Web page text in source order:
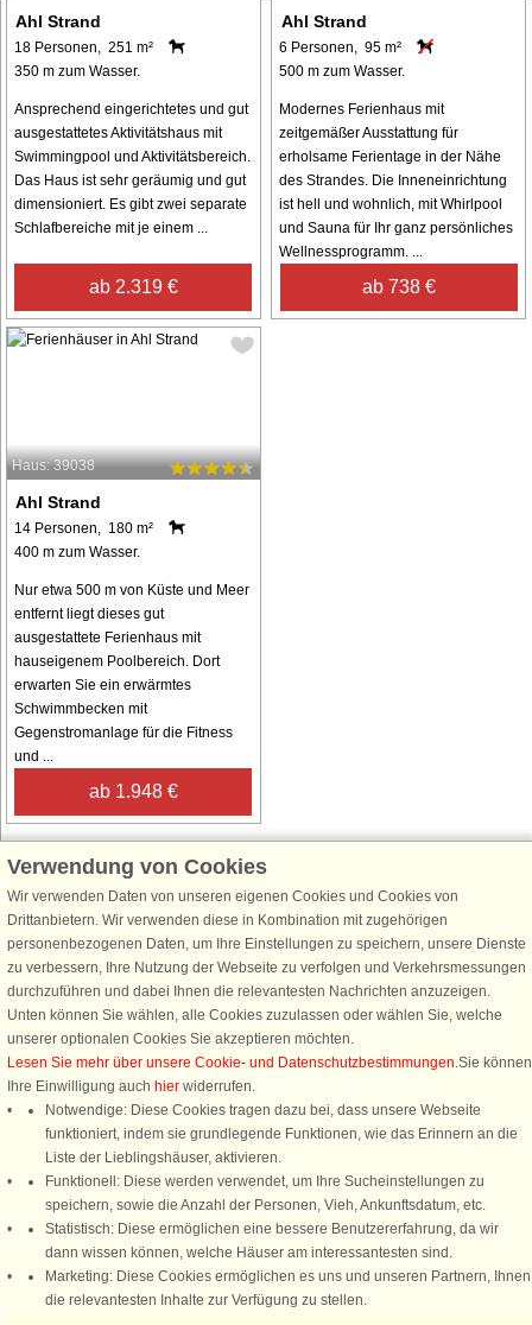
Rufen Sie an, um zu buchen
Ahl Strand
18 Personen, 251 m²
350 m zum Wasser.
Ansprechend eingerichtetes und gut
ausgestattetes Aktivitätshaus mit
Swimmingpool und Aktivitätsbereich.
Das Haus ist sehr geräumig und gut
dimensioniert. Es gibt zwei separate
Schlafbereiche mit je einem ...
ab 2.319 €
Ahl Strand
6 Personen, 95 m²
500 m zum Wasser.
Modernes Ferienhaus mit
zeitgemäßer Ausstattung für
erholsame Ferientage in der Nähe
des Strandes. Die Inneneinrichtung
ist hell und wohnlich, mit Whirlpool
und Sauna für Ihr ganz persönliches
Wellnessprogramm. ...
ab 738 €
Haus: 39038
Ahl Strand
14 Personen, 180 m²
400 m zum Wasser.
Nur etwa 500 m von Küste und Meer
entfernt liegt dieses gut
ausgestattete Ferienhaus mit
hauseigenem Poolbereich. Dort
erwarten Sie ein erwärmtes
Schwimmbecken mit
Gegenstromanlage für die Fitness
und ...
ab 1.948 €
Schließen Sie sich 100.000 Ferienhaus-Fans an
Erhalten Sie einen Willkommensgutschein von 25 €für Ihren nächsten
Ferienhausurlaub - melden Sie sich einfach für den DanCenter Newsletter
an. Verpassen Sie nie wieder exklusive Angebote, Gewinnspiele und
Urlaubstipps!
Newsletter abonnieren
Folgen Sie uns:
DanCenter Kundenbewertung
Verwendung von Cookies
Wir verwenden Daten von unseren eigenen Cookies und Cookies von
Drittanbietern. Wir verwenden diese in Kombination mit zugehörigen
personenbezogenen Daten, um Ihre Einstellungen zu speichern, unsere Dienste
zu verbessern, Ihre Nutzung der Webseite zu verfolgen und Verkehrsmessungen
durchzuführen und dabei Ihnen die relevantesten Nachrichten anzuzeigen.
Unten können Sie wählen, alle Cookies zuzulassen oder wählen Sie, welche
unserer optionalen Cookies Sie akzeptieren möchten.
Lesen Sie mehr über unsere Cookie- und Datenschutzbestimmungen.Sie können
Ihre Einwilligung auch hier widerrufen.
Notwendige: Diese Cookies tragen dazu bei, dass unsere Webseite
funktioniert, indem sie grundlegende Funktionen, wie das Erinnern an die
Liste der Lieblingshäuser, aktivieren.
Funktionell: Diese werden verwendet, um Ihre Sucheinstellungen zu
speichern, sowie die Anzahl der Personen, Vieh, Ankunftsdatum, etc.
Statistisch: Diese ermöglichen eine bessere Benutzererfahrung, da wir
dann wissen können, welche Häuser am interessantesten sind.
Marketing: Diese Cookies ermöglichen es uns und unseren Partnern, Ihnen
die relevantesten Inhalte zur Verfügung zu stellen.